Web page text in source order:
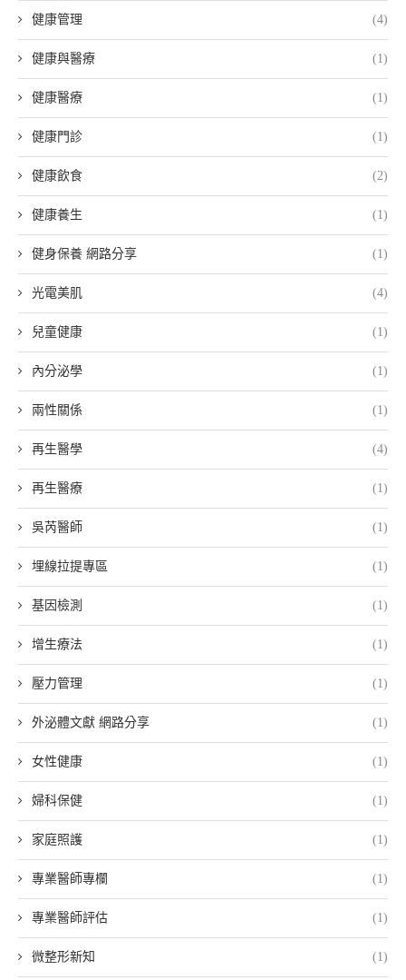
健康管理 (4)
健康與醫療 (1)
健康醫療 (1)
健康門診 (1)
健康飲食 (2)
健康養生 (1)
健身保養 網路分享 (1)
光電美肌 (4)
兒童健康 (1)
內分泌學 (1)
兩性關係 (1)
再生醫學 (4)
再生醫療 (1)
吳芮醫師 (1)
埋線拉提專區 (1)
基因檢測 (1)
增生療法 (1)
壓力管理 (1)
外泌體文獻 網路分享 (1)
女性健康 (1)
婦科保健 (1)
家庭照護 (1)
專業醫師專欄 (1)
專業醫師評估 (1)
微整形新知 (1)